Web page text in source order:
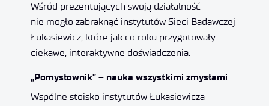
Wśród prezentujących swoją działalność
nie mogło zabraknąć instytutów Sieci Badawczej
Łukasiewicz, które jak co roku przygotowały
ciekawe, interaktywne doświadczenia.
„Pomysłownik” – nauka wszystkimi zmysłami
Wspólne stoisko instytutów Łukasiewicza